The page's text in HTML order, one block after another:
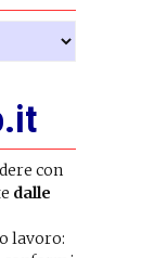
con
dalle
lavoro: